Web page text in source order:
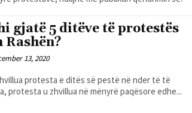
gjatë 5 ditëve të protestës
13, 2020
protesta e ditës së pestë në nder të të
protesta u zhvillua në mënyrë paqësore edhe...